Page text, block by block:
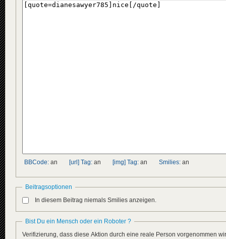
BBCode: an [url] Tag: an [img] Tag: an Smilies: an
Beitragsoptionen
In diesem Beitrag niemals Smilies anzeigen.
Bist Du ein Mensch oder ein Roboter ?
Verifizierung, dass diese Aktion durch eine reale Person vorgenommen